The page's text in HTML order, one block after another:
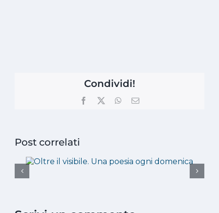
Condividi!
Facebook WhatsApp
Email
Post correlati